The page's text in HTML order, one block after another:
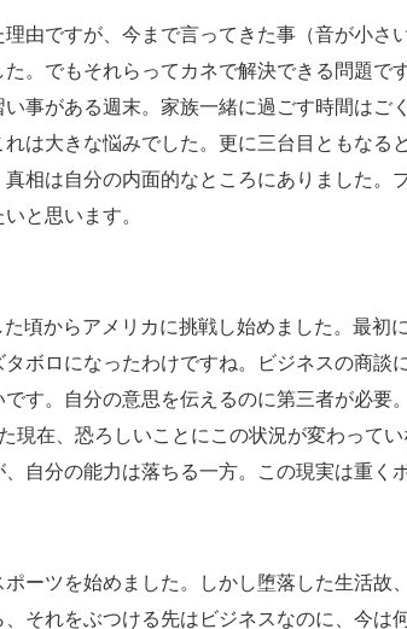
由ですが、今まで言ってきた事（音が小さ
。でもそれらってカネで解決できる問題で
事がある週末。家族一緒に過ごす時間はご
は大きな悩みでした。更に三台目ともなる
相は自分の内面的なところにありました。
と思います。
頃からアメリカに挑戦し始めました。最初
ボロになったわけですね。ビジネスの商談
す。自分の意思を伝えるのに第三者が必要
現在、恐ろしいことにこの状況が変わって
自分の能力は落ちる一方。この現実は重く
ーツを始めました。しかし堕落した生活故
それをぶつける先はビジネスなのに、今は